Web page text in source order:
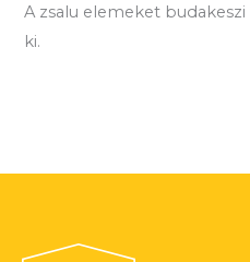
A zsalu elemeket
ki.